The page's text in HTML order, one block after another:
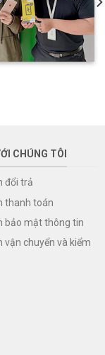
CHÚNG TÔI
đổi trả
thanh toán
bảo mật thông tin
vận chuyển và kiểm